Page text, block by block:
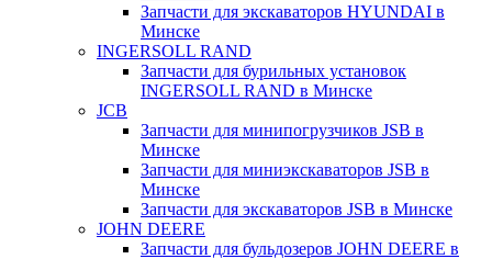
Запчасти для экскаваторов HYUNDAI в
Минске
INGERSOLL RAND
Запчасти для бурильных установок
INGERSOLL RAND в Минске
JCB
Запчасти для минипогрузчиков JSB в
Минске
Запчасти для миниэкскаваторов JSB в
Минске
Запчасти для экскаваторов JSB в Минске
JOHN DEERE
Запчасти для бульдозеров JOHN DEERE в